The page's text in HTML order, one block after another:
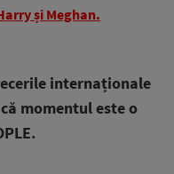
și Meghan.
internaționale
momentul este o